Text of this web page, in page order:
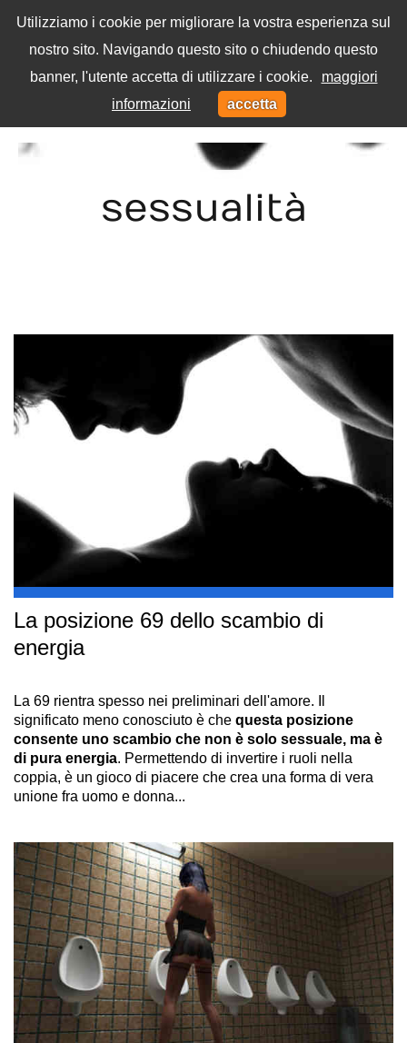
Utilizziamo i cookie per migliorare la vostra esperienza sul
nostro sito. Navigando questo sito o chiudendo questo
banner, l'utente accetta di utilizzare i cookie.
maggiori
informazioni
accetta
Menu
sessualità
La posizione 69 dello scambio di
energia
La 69 rientra spesso nei preliminari dell'amore. Il
significato meno conosciuto è che questa posizione
consente uno scambio che non è solo sessuale, ma è
di pura energia. Permettendo di invertire i ruoli nella
coppia, è un gioco di piacere che crea una forma di vera
unione fra uomo e donna...